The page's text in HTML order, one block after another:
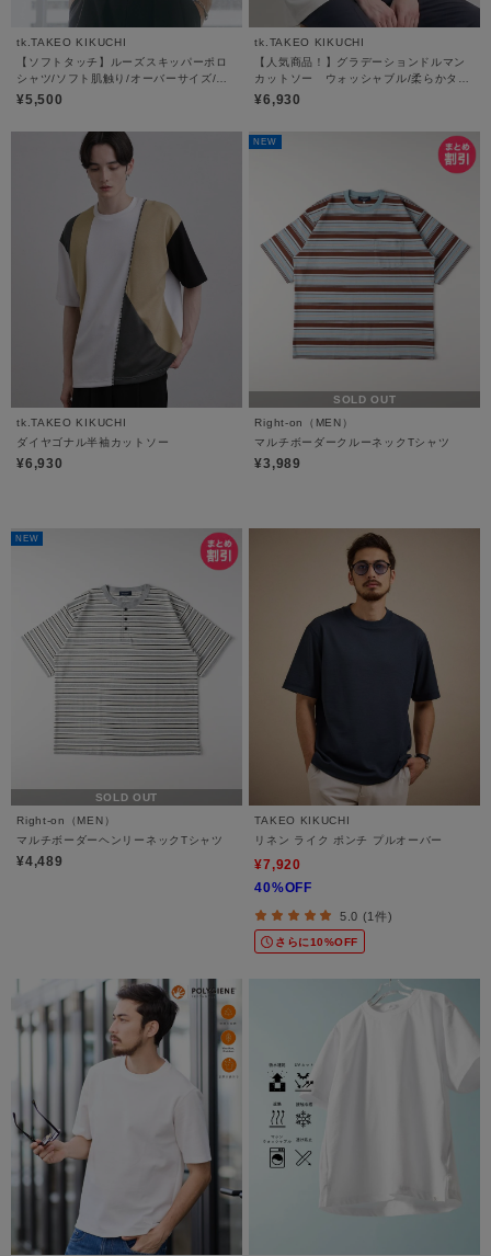
tk.TAKEO KIKUCHI
【ソフトタッチ】ルーズスキッパーポロ
シャツ/ソフト肌触り/オーバーサイズ/ル
ーズ/ドロップショルダー/通気性
¥5,500
tk.TAKEO KIKUCHI
【人気商品！】グラデーションドルマン
カットソー ウォッシャブル/柔らかタッ
チ/ふっくら/ドルマンスリーブ/リックス
¥6,930
tk.TAKEO KIKUCHI
ダイヤゴナル半袖カットソー
¥6,930
NEW
SOLD OUT
Right-on（MEN）
マルチボーダークルーネックTシャツ
¥3,989
NEW
SOLD OUT
Right-on（MEN）
マルチボーダーヘンリーネックTシャツ
¥4,489
TAKEO KIKUCHI
リネン ライク ポンチ プルオーバー
¥7,920
40%OFF
5.0 (1件)
さらに10%OFF